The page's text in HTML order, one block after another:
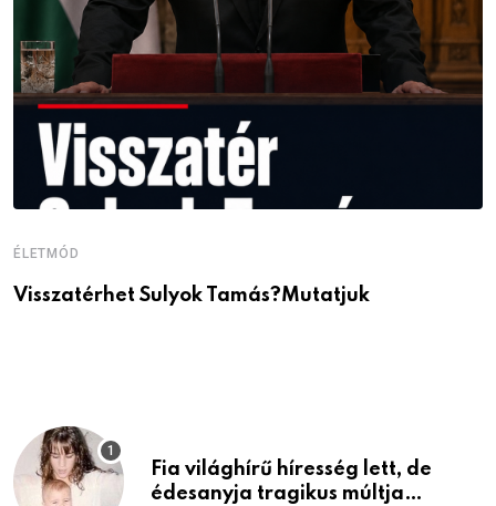
ÉLETMÓD
Visszatérhet Sulyok Tamás?Mutatjuk
Fia világhírű híresség lett, de
édesanyja tragikus múltja